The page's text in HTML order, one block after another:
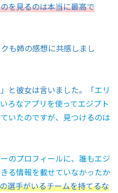
を見るのは本当に最高で
も姉の感想に共感しまし
と彼女は言いました。「エリ
ろなアプリを使ってエジプト
いたのですが、見つけるのは
のプロフィールに、誰もエジ
る情報を載せていなかったか
選手がいるチームを持てるな